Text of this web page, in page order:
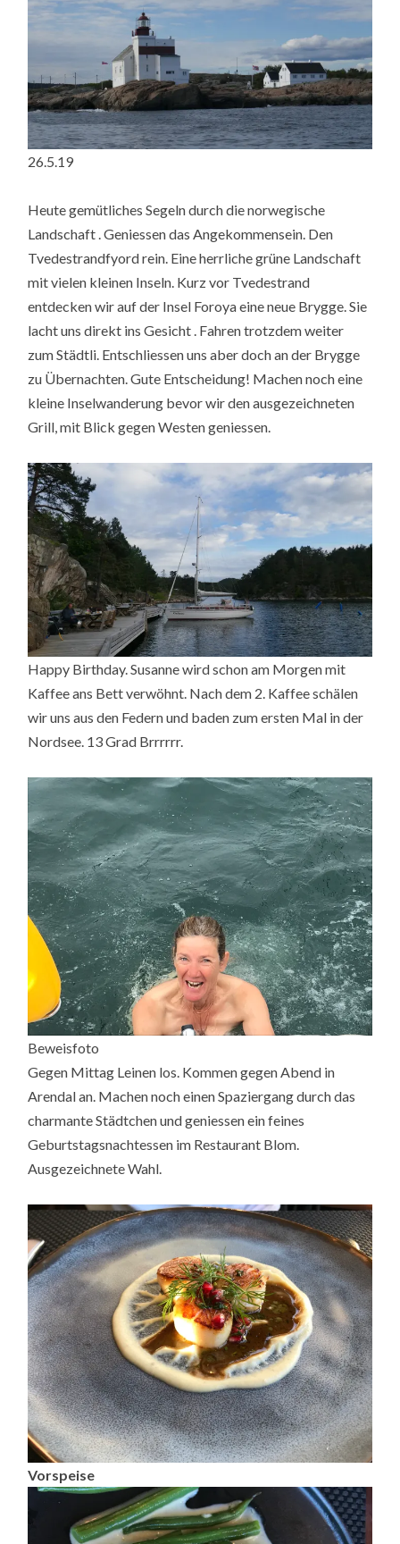
26.5.19
Heute gemütliches Segeln durch die norwegische
Landschaft . Geniessen das Angekommensein. Den
Tvedestrandfyord rein. Eine herrliche grüne Landschaft
mit vielen kleinen Inseln. Kurz vor Tvedestrand
entdecken wir auf der Insel Foroya eine neue Brygge. Sie
lacht uns direkt ins Gesicht . Fahren trotzdem weiter
zum Städtli. Entschliessen uns aber doch an der Brygge
zu Übernachten. Gute Entscheidung! Machen noch eine
kleine Inselwanderung bevor wir den ausgezeichneten
Grill, mit Blick gegen Westen geniessen.
Happy Birthday. Susanne wird schon am Morgen mit
Kaffee ans Bett verwöhnt. Nach dem 2. Kaffee schälen
wir uns aus den Federn und baden zum ersten Mal in der
Nordsee. 13 Grad Brrrrrr.
Beweisfoto
Gegen Mittag Leinen los. Kommen gegen Abend in
Arendal an. Machen noch einen Spaziergang durch das
charmante Städtchen und geniessen ein feines
Geburtstagsnachtessen im Restaurant Blom.
Ausgezeichnete Wahl.
Vorspeise